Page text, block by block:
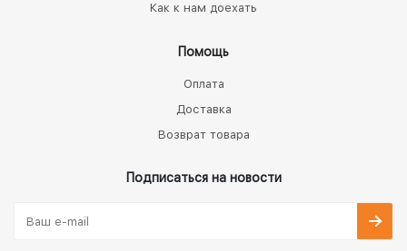
Как к нам доехать
Помощь
Оплата
Доставка
Возврат товара
Подписаться на новости